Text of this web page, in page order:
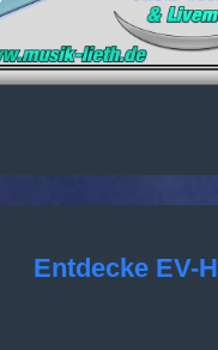
Entdecke EV-H